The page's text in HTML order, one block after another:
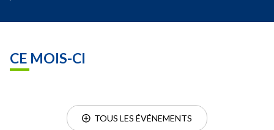
CE MOIS-CI
TOUS LES ÉVÉNEMENTS